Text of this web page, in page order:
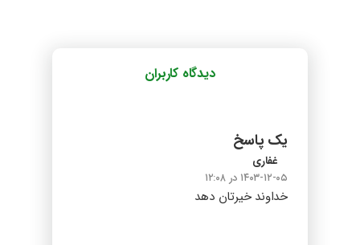
دیدگاه کاربران
یک پاسخ
غفاری
۱۴۰۳-۱۲-۰۵ در ۱۲:۰۸
خداوند خیرتان دهد